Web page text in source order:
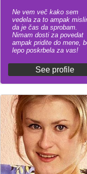
Ne vem več kako sem
vedela za to ampak
da je čas da sprobam.
Nimam dosti za povedat
ampak pridite do mene,
lepo poskrbela za vas!
See profile